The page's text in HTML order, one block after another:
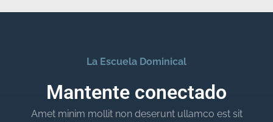
La Escuela Dominical
Mantente conectado
Amet minim mollit non deserunt ullamco est sit